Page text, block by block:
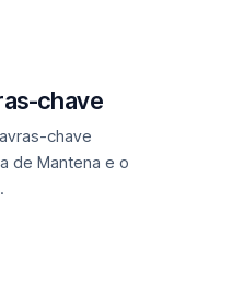
chave
chave
de Mantena e o